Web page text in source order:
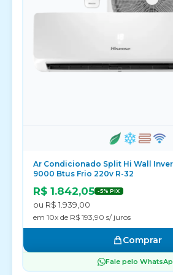
Ar Condicionado Split Hi Wall
9000 Btus Frio 220v R-32
R$ 1.842,05 -5% PIX
ou R$ 1.939,00
em 10x de R$ 193,90 s/ juros
Comprar
Fale pelo